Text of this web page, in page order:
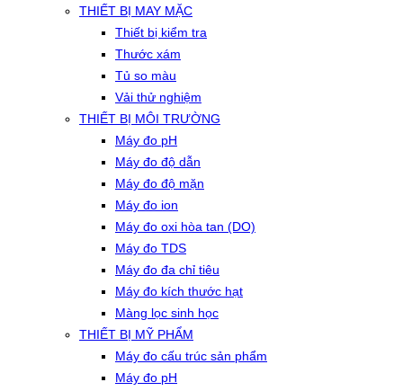
THIẾT BỊ MAY MẶC
Thiết bị kiểm tra
Thước xám
Tủ so màu
Vải thử nghiệm
THIẾT BỊ MÔI TRƯỜNG
Máy đo pH
Máy đo độ dẫn
Máy đo độ mặn
Máy đo ion
Máy đo oxi hòa tan (DO)
Máy đo TDS
Máy đo đa chỉ tiêu
Máy đo kích thước hạt
Màng lọc sinh học
THIẾT BỊ MỸ PHẨM
Máy đo cấu trúc sản phẩm
Máy đo pH